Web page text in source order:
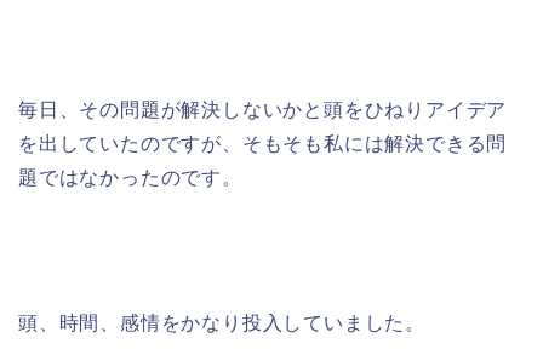
毎日、その問題が解決しないかと頭をひねりアイデア
を出していたのですが、そもそも私には解決できる問
題ではなかったのです。
頭、時間、感情をかなり投入していました。